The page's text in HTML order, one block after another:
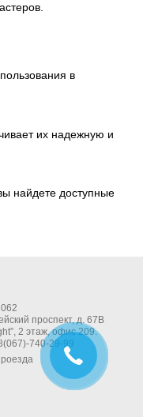
в
их надежную и
найдете доступные
проспект, д. 67В
2 этаж, офис 209.
740-29-99